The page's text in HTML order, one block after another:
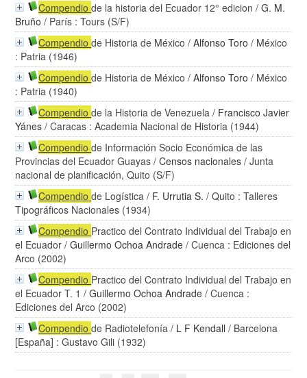
Compendiode la historia del Ecuador 12° edicion /G. M.
Bruño / París : Tours (S/F)
Compendiode Historia de México /Alfonso Toro / México
: Patria (1946)
Compendiode Historia de México /Alfonso Toro / México
: Patria (1940)
Compendiode la Historia de Venezuela / Francisco Javier
Yánes / Caracas : Academia Nacional de Historia (1944)
Compendiode Información Socio Económica de las
Provincias del Ecuador Guayas /Censos nacionales / Junta
nacional de planificación, Quito (S/F)
Compendiode Logística / F. Urrutia S. / Quito : Talleres
Tipográficos Nacionales (1934)
Compendio Practico del Contrato Individual del Trabajo en
el Ecuador /Guillermo Ochoa Andrade / Cuenca : Ediciones del
Arco (2002)
Compendio Practico del Contrato Individual del Trabajo en
el Ecuador T. 1 /Guillermo Ochoa Andrade / Cuenca :
Ediciones del Arco (2002)
Compendiode Radiotelefonía / L F Kendall / Barcelona
[España] : Gustavo Gili (1932)